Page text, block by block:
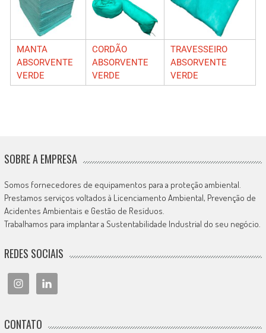
MANTA
ABSORVENTE
VERDE
CORDÃO
ABSORVENTE
VERDE
TRAVESSEIRO
ABSORVENTE
VERDE
SOBRE A EMPRESA
Somos fornecedores de equipamentos para a proteção ambiental.
Prestamos serviços voltados à Licenciamento Ambiental, Prevenção de
Acidentes Ambientais e Gestão de Resíduos.
Trabalhamos para implantar a Sustentabilidade Industrial do seu negócio.
REDES SOCIAIS
CONTATO